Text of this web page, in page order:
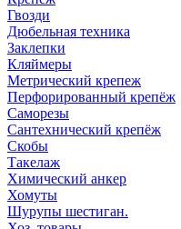
Гвозди
Дюбельная техника
Заклепки
Кляймеры
Метрический крепеж
Перфорированный крепёж
Саморезы
Сантехнический крепёж
Скобы
Такелаж
Химический анкер
Хомуты
Шурупы шестиган.